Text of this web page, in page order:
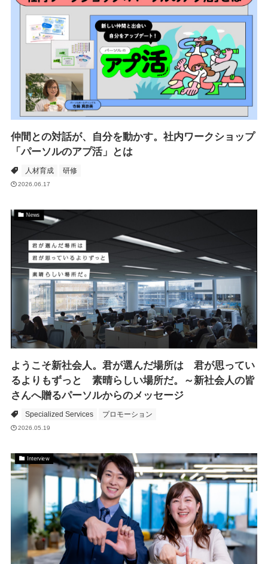
仲間との対話が、自分を動かす。社内ワークショップ
「パーソルのアプ活」とは
人材育成 研修
2026.06.17
News
ようこそ新社会人。君が選んだ場所は 君が思ってい
るよりもずっと 素晴らしい場所だ。～新社会人の皆
さんへ贈るパーソルからのメッセージ
Specialized Services プロモーション
2026.05.19
Interview